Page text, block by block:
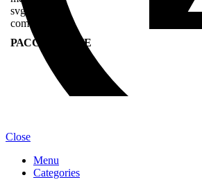
РАССКАЖИТЕ
Close
Menu
Categories